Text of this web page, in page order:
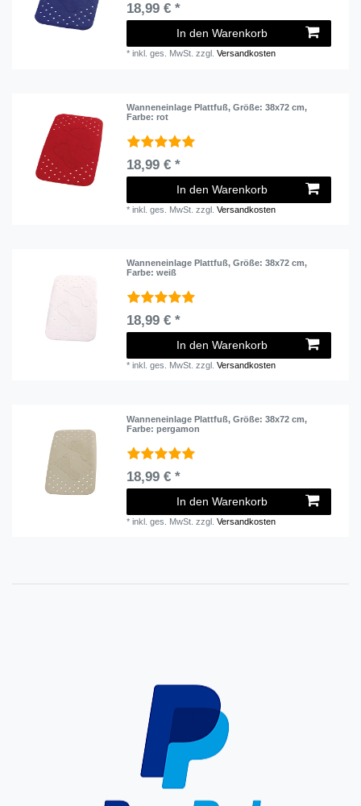
18,99 € *
In den Warenkorb
*inkl. ges. MwSt. zzgl.Versandkosten
Wanneneinlage Plattfuß, Größe: 38x72 cm,
Farbe: rot
18,99 € *
In den Warenkorb
*inkl. ges. MwSt. zzgl.Versandkosten
Wanneneinlage Plattfuß, Größe: 38x72 cm,
Farbe: weiß
18,99 € *
In den Warenkorb
*inkl. ges. MwSt. zzgl.Versandkosten
Wanneneinlage Plattfuß, Größe: 38x72 cm,
Farbe: pergamon
18,99 € *
In den Warenkorb
*inkl. ges. MwSt. zzgl.Versandkosten